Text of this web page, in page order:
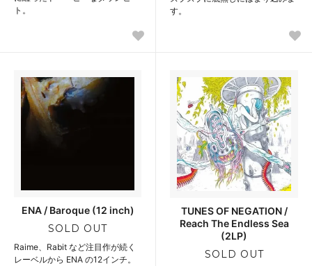
ト。
す。
ENA / Baroque (12 inch)
SOLD OUT
Raime、Rabit など注目作が続く
レーベルから ENA の12インチ。
TUNES OF NEGATION /
Reach The Endless Sea
(2LP)
SOLD OUT